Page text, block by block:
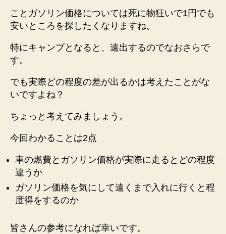
て
み
し
の
ことガソリン価格については死に物狂いで1円でも
安いところを探したくなりますね。
特にキャンプとなると、遠出するのでなおさらで
す。
でも実際どの程度の差が出るかは考えたことがな
いですよね？
ちょっと考えてみましょう。
今回わかることは2点
車の燃費とガソリン価格が実際に走るとどの程度
違うか
ガソリン価格を気にして遠くまで入れに行くと程
度得をするのか
皆さんの参考になれば幸いです。